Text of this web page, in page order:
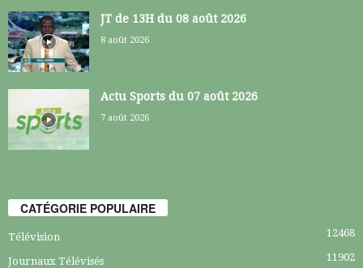
JT de 13H du 08 août 2026
8 août 2026
Actu Sports du 07 août 2026
7 août 2026
CATÉGORIE POPULAIRE
Télévision 12468
Journaux Télévisés 11902